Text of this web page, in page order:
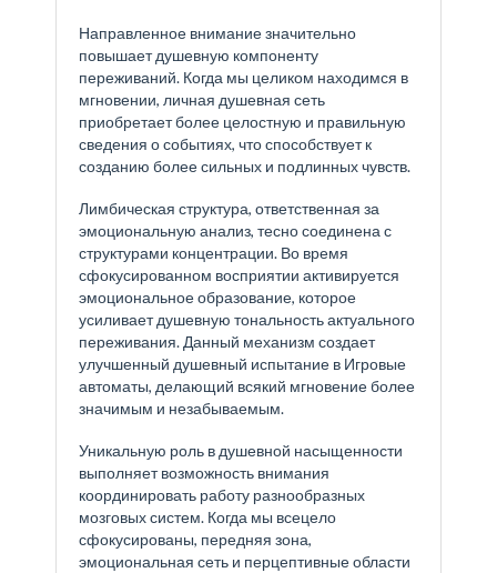
Направленное внимание значительно
повышает душевную компоненту
переживаний. Когда мы целиком находимся в
мгновении, личная душевная сеть
приобретает более целостную и правильную
сведения о событиях, что способствует к
созданию более сильных и подлинных чувств.
Лимбическая структура, ответственная за
эмоциональную анализ, тесно соединена с
структурами концентрации. Во время
сфокусированном восприятии активируется
эмоциональное образование, которое
усиливает душевную тональность актуального
переживания. Данный механизм создает
улучшенный душевный испытание в Игровые
автоматы, делающий всякий мгновение более
значимым и незабываемым.
Уникальную роль в душевной насыщенности
выполняет возможность внимания
координировать работу разнообразных
мозговых систем. Когда мы всецело
сфокусированы, передняя зона,
эмоциональная сеть и перцептивные области